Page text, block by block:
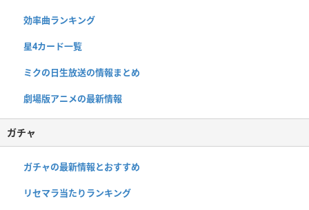
効率曲ランキング
星4カード一覧
ミクの日生放送の情報まとめ
劇場版アニメの最新情報
ガチャ
ガチャの最新情報とおすすめ
リセマラ当たりランキング